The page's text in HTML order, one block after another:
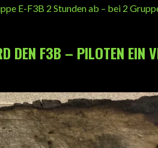
E-F3B 2 Stunden ab – bei 2
DEN F3B – PILOTEN EIN